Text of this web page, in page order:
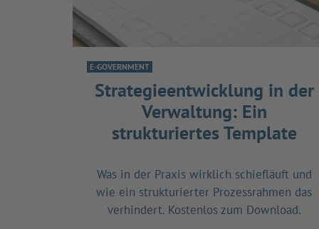
E-GOVERNMENT
Strategieentwicklung in der
Verwaltung: Ein
strukturiertes Template
Was in der Praxis wirklich schiefläuft und
wie ein strukturierter Prozessrahmen das
verhindert. Kostenlos zum Download.